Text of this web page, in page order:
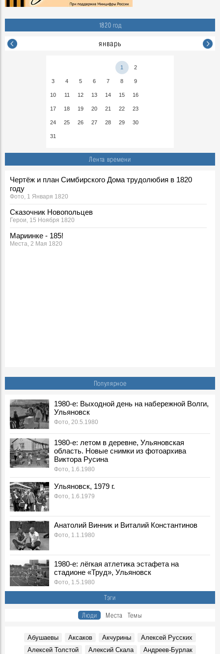
1820 год
январь
1 2
3 4 5 6 7 8 9
10 11 12 13 14 15 16
17 18 19 20 21 22 23
24 25 26 27 28 29 30
31
Лента времени
Чертёж и план Симбирского Дома трудолюбия в 1820
году
Фото, 1 Января 1820
Сказочник Новопольцев
Герои, 15 Ноября 1820
Мариинке - 185!
Места, 2 Мая 1820
Популярное
1980-е: Выходной день на набережной Волги,
Ульяновск
Фото, 20.5.1980
1980-е: летом в деревне, Ульяновская
область. Новые снимки из фотоархива
Виктора Русина
Фото, 1.6.1980
Ульяновск, 1979 г.
Фото, 1.6.1979
Анатолий Винник и Виталий Константинов
Фото, 1.1.1980
1980-е: лёгкая атлетика эстафета на
стадионе «Труд», Ульяновск
Фото, 1.5.1980
Тэги
Люди Места Темы
Абушаевы Аксаков Акчурины
Алексей Русских
Алексей Толстой
Алексий Скала
Андреев-Бурлак